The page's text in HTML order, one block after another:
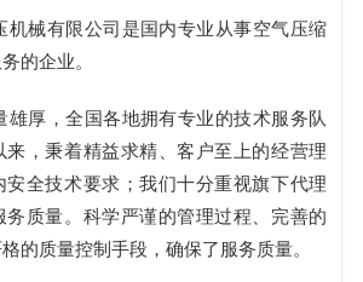
械有限公司是国内专业从事空气压缩
的企业。
厚，全国各地拥有专业的技术服务队
，秉着精益求精、客户至上的经营理
全技术要求；我们十分重视旗下代理
务质量。科学严谨的管理过程、完善的
的质量控制手段，确保了服务质量。